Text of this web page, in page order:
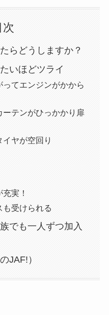
次
らどうしますか？
いほどツライ
てエンジンがかから
ーテンがひっかかり扉
ヤが空回り
実！
受けられる
でも一人ずつ加入
JAF!）